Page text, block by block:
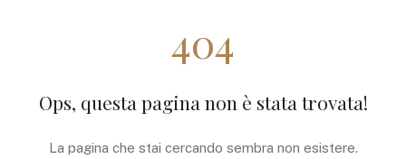
404
Ops, questa pagina non è stata trovata!
La pagina che stai cercando sembra non esistere.